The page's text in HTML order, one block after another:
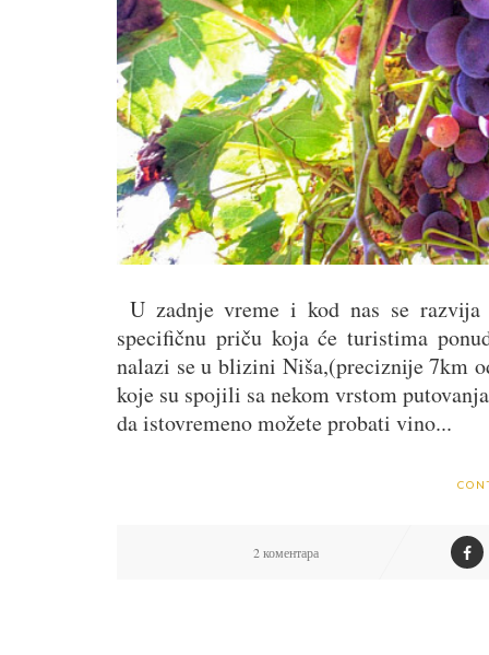
U zadnje vreme i kod nas se
specifičnu priču koja će turistima
nalazi se u blizini Niša,(preciznije 7km
koje su spojili sa nekom vrstom
da istovremeno možete probati vino...
2 коментара